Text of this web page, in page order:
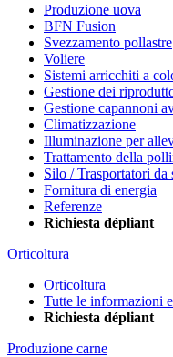
Produzione uova
BFN Fusion
Svezzamento pollastre
Voliere
Sistemi arricchiti a
Gestione dei
Gestione capannoni
Climatizzazione
Illuminazione per
Trattamento della
Silo / Trasportatori da
Fornitura di energia
Referenze
Richiesta dépliant
Orticoltura
Orticoltura
Tutte le informazioni
Richiesta dépliant
Produzione carne